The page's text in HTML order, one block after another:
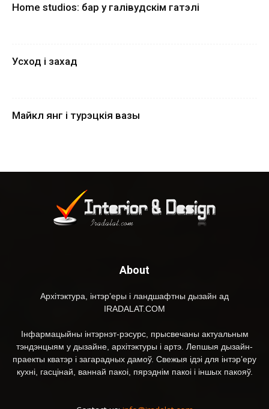
Home studios: бар у галівудскім гатэлі
Усход і захад
Майкл янг і турэцкія вазы
About
Архітэктура, інтэр’еры і ландшафтны дызайн ад
IRADALAT.COM
Інфармацыйны інтэрнэт-рэсурс, прысвечаны актуальным
тэндэнцыям у дызайне, архітэктуры і артэ. Лепшыя дызайн-
праекты кватэр і загарадных дамоў. Свежыя ідэі для інтэр’еру
кухні, гасцінай, ваннай пакоі, пярэднім пакоі і іншых пакояў.